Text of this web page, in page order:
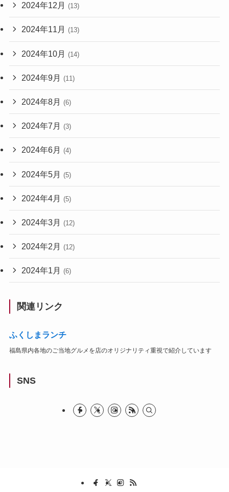
2024年12月 (13)
2024年11月 (13)
2024年10月 (14)
2024年9月 (11)
2024年8月 (6)
2024年7月 (3)
2024年6月 (4)
2024年5月 (5)
2024年4月 (5)
2024年3月 (12)
2024年2月 (12)
2024年1月 (6)
関連リンク
ふくしまランチ
福島県内各地のご当地グルメを店のオリジナリティ重視で紹介しています
SNS